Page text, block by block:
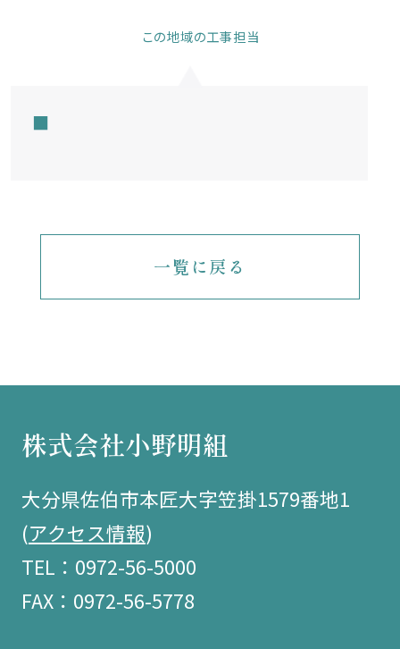
この地域の工事担当
■
一覧に戻る
株式会社小野明組
大分県佐伯市本匠大字笠掛1579番地1
(アクセス情報)
TEL：0972-56-5000
FAX：0972-56-5778